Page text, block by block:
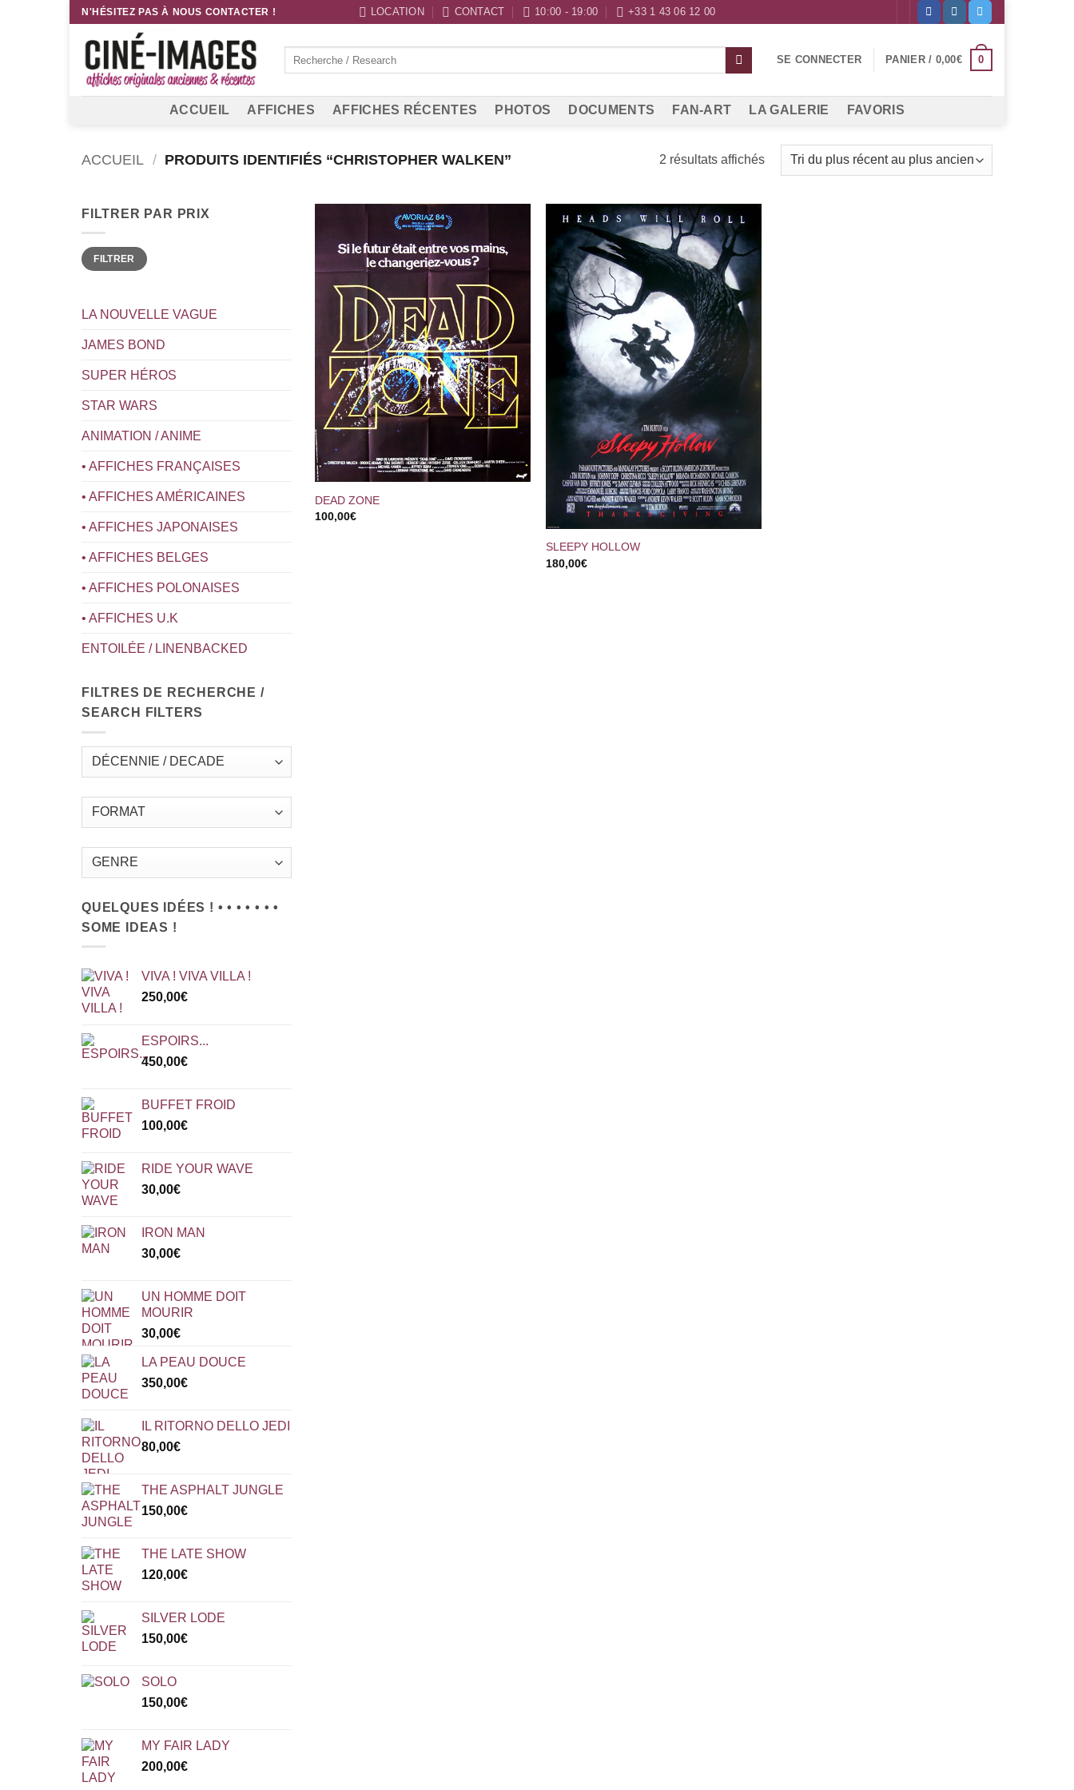
Passer
contenu
N'HÉSITEZ PAS À NOUS CONTACTER ! LOCATION CONTACT 10:00 - 19:00 +33 1 43 06 12 00
SE CONNECTER PANIER / 0,00€ 0
ACCUEIL AFFICHES AFFICHES RÉCENTES PHOTOS DOCUMENTS FAN-ART LA GALERIE FAVORIS
ACCUEIL / PRODUITS IDENTIFIÉS “CHRISTOPHER WALKEN” 2 résultats affichésTrié
FILTRER PAR PRIX
Prix
min
Prix
maxFILTRER
LA NOUVELLE VAGUE
JAMES BOND
SUPER HÉROS
STAR WARS
ANIMATION / ANIME
• AFFICHES FRANÇAISES
• AFFICHES AMÉRICAINES
• AFFICHES JAPONAISES
• AFFICHES BELGES
• AFFICHES POLONAISES
• AFFICHES U.K
ENTOILÉE / LINENBACKED
FILTRES DE RECHERCHE /
SEARCH FILTERS
QUELQUES IDÉES ! • • • • • • •
SOME IDEAS !
VIVA ! VIVA VILLA !
250,00€
ESPOIRS...
450,00€
BUFFET FROID
100,00€
RIDE YOUR WAVE
30,00€
IRON MAN
30,00€
UN HOMME DOIT
MOURIR
30,00€
LA PEAU DOUCE
350,00€
IL RITORNO DELLO JEDI
80,00€
THE ASPHALT JUNGLE
150,00€
THE LATE SHOW
120,00€
SILVER LODE
150,00€
SOLO
150,00€
MY FAIR LADY
200,00€
+
DEAD ZONE
100,00€ +
SLEEPY HOLLOW
180,00€